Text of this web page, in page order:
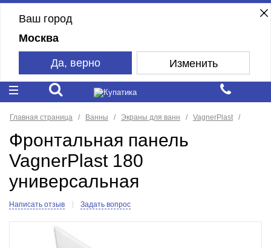
Ваш город
Москва
Да, верно Изменить
Главная страница Ванны Экраны для ванн VagnerPlast
Фронтальная панель
VagnerPlast 180
универсальная
Написать отзыв Задать вопрос